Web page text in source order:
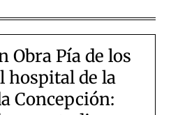
Obra Pía de los
hospital de la
Concepción: